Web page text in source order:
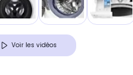
Voir les vidéos